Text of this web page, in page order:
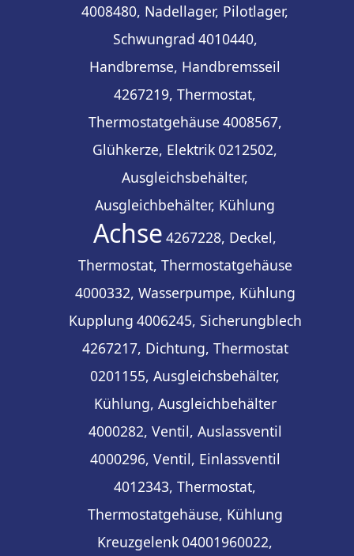
4008480, Nadellager, Pilotlager,
Schwungrad 4010440,
Handbremse, Handbremsseil
4267219, Thermostat,
Thermostatgehäuse 4008567,
Glühkerze, Elektrik0212502,
Ausgleichsbehälter,
Ausgleichbehälter, Kühlung
Achse 4267228, Deckel,
Thermostat, Thermostatgehäuse
4000332, Wasserpumpe, Kühlung
Kupplung 4006245, Sicherungblech
4267217, Dichtung, Thermostat
0201155, Ausgleichsbehälter,
Kühlung, Ausgleichbehälter
4000282, Ventil, Auslassventil
4000296, Ventil, Einlassventil
4012343, Thermostat,
Thermostatgehäuse, Kühlung
Kreuzgelenk04001960022,